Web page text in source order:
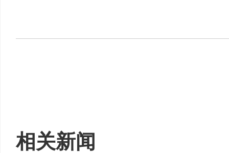
相关新闻